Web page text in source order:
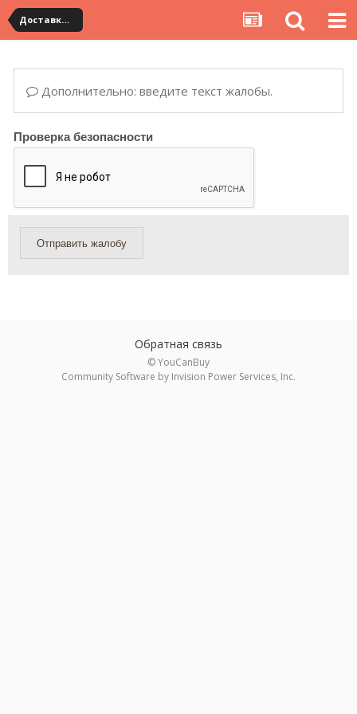
Доставка товара по Китаю
Дополнительно: введите текст жалобы.
Проверка безопасности
Отправить жалобу
Обратная связь
© YouCanBuy
Community Software by Invision Power Services, Inc.